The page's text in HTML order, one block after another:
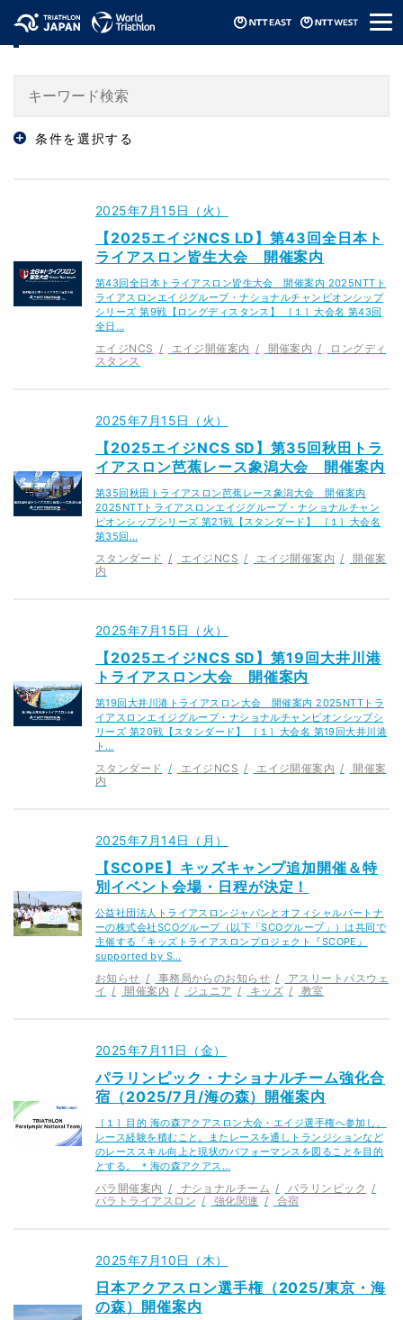
メ
ニ
「開催案内」のニュース
条件を選択する
2025年7月15日（火）
【2025エイジNCS LD】第43回全日本ト
ライアスロン皆生大会 開催案内
第43回全日本トライアスロン皆生大会 開催案内 2025NTTト
ライアスロンエイジグループ・ナショナルチャンピオンシップ
シリーズ 第9戦【ロングディスタンス】 ［１］大会名 第43回
全日…
エイジNCS エイジ開催案内 開催案内
ロングディ
スタンス
2025年7月15日（火）
【2025エイジNCS SD】第35回秋田トラ
イアスロン芭蕉レース象潟大会 開催案内
第35回秋田トライアスロン芭蕉レース象潟大会 開催案内
2025NTTトライアスロンエイジグループ・ナショナルチャン
ピオンシップシリーズ 第21戦【スタンダード】 ［１］大会名
第35回…
スタンダード エイジNCS エイジ開催案内
開催案
内
2025年7月15日（火）
【2025エイジNCS SD】第19回大井川港
トライアスロン大会 開催案内
第19回大井川港トライアスロン大会 開催案内 2025NTTトラ
イアスロンエイジグループ・ナショナルチャンピオンシップシ
リーズ 第20戦【スタンダード】 ［１］大会名 第19回大井川港
ト…
スタンダード エイジNCS エイジ開催案内
開催案
内
2025年7月14日（月）
【SCOPE】キッズキャンプ追加開催＆特
別イベント会場・日程が決定！
公益社団法人トライアスロンジャパンとオフィシャルパートナ
ーの株式会社SCOグループ（以下「SCOグループ」）は共同で
主催する「キッズトライアスロンプロジェクト『SCOPE』
supported by S…
お知らせ 事務局からのお知らせ
アスリートパスウェ
イ
開催案内 ジュニア キッズ 教室
2025年7月11日（金）
パラリンピック・ナショナルチーム強化合
宿（2025/7月/海の森）開催案内
［１］目的 海の森アクアスロン大会・エイジ選手権へ参加し、
レース経験を積むこと。またレースを通しトランジションなど
のレーススキル向上と現状のパフォーマンスを図ることを目的
とする。 ＊海の森アクアス…
パラ開催案内 ナショナルチーム
パラリンピック
パラトライアスロン
強化関連 合宿
2025年7月10日（木）
日本アクアスロン選手権（2025/東京・海
の森）開催案内